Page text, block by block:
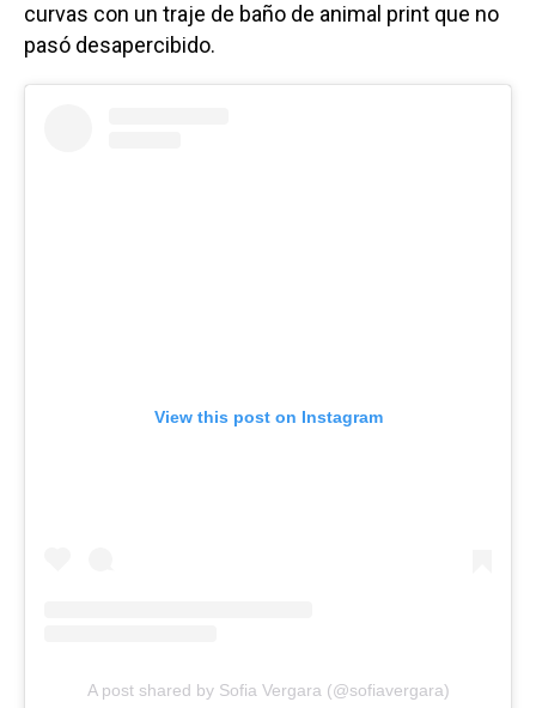
curvas con un traje de baño de animal print que no
pasó desapercibido.
View this post on Instagram
A post shared by Sofia Vergara (@sofiavergara)